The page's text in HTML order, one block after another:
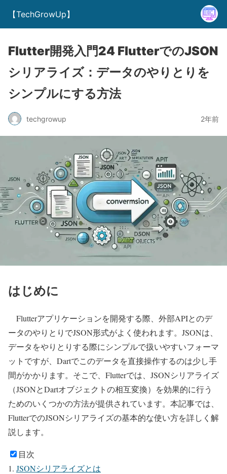
【TechGrowUp】
Flutter開発入門24 FlutterでのJSON
シリアライズ：データのやりとりを
シンプルにする方法
techgrowup 2年前
はじめに
Flutterアプリケーションを開発する際、外部APIとのデ
ータのやりとりでJSON形式がよく使われます。JSONは、
データをやりとりする際にシンプルで扱いやすいフォーマ
ットですが、Dartでこのデータを直接操作するのは少し手
間がかかります。そこで、Flutterでは、JSONシリアライズ
（JSONとDartオブジェクトの相互変換）を効果的に行う
ためのいくつかの方法が提供されています。本記事では、
FlutterでのJSONシリアライズの基本的な使い方を詳しく解
説します。
目次
JSONシリアライズとは